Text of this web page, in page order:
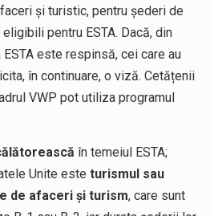
și turistic, pentru șederi de
pentru ESTA. Dacă, din
este respinsă, cei care au
în continuare, o viză. Cetățenii
VWP pot utiliza programul
în temeiul ESTA;
Unite este turismul sau
de afaceri și turism, care sunt